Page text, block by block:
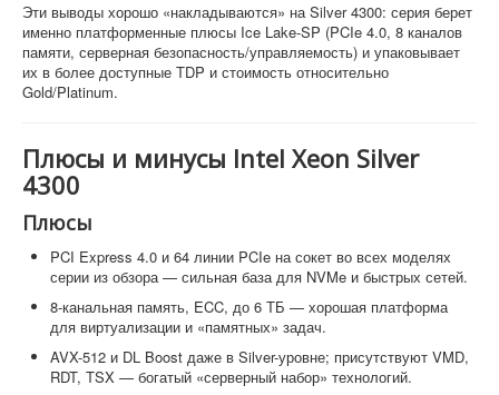
Эти выводы хорошо «накладываются» на Silver 4300: серия берет
именно платформенные плюсы Ice Lake-SP (PCIe 4.0, 8 каналов
памяти, серверная безопасность/управляемость) и упаковывает
их в более доступные TDP и стоимость относительно
Gold/Platinum.
Плюсы и минусы Intel Xeon Silver
4300
Плюсы
PCI Express 4.0 и 64 линии PCIe на сокет во всех моделях
серии из обзора — сильная база для NVMe и быстрых сетей.
8-канальная память, ECC, до 6 ТБ — хорошая платформа
для виртуализации и «памятных» задач.
AVX-512 и DL Boost даже в Silver-уровне; присутствуют VMD,
RDT, TSX — богатый «серверный набор» технологий.